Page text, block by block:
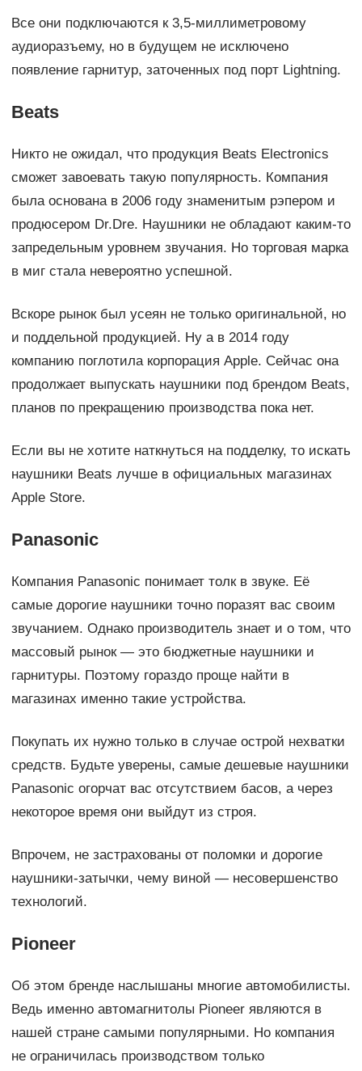
Все они подключаются к 3,5-миллиметровому
аудиоразъему, но в будущем не исключено
появление гарнитур, заточенных под порт Lightning.
Beats
Никто не ожидал, что продукция Beats Electronics
сможет завоевать такую популярность. Компания
была основана в 2006 году знаменитым рэпером и
продюсером Dr.Dre. Наушники не обладают каким-то
запредельным уровнем звучания. Но торговая марка
в миг стала невероятно успешной.
Вскоре рынок был усеян не только оригинальной, но
и поддельной продукцией. Ну а в 2014 году
компанию поглотила корпорация Apple. Сейчас она
продолжает выпускать наушники под брендом Beats,
планов по прекращению производства пока нет.
Если вы не хотите наткнуться на подделку, то искать
наушники Beats лучше в официальных магазинах
Apple Store.
Panasonic
Компания Panasonic понимает толк в звуке. Её
самые дорогие наушники точно поразят вас своим
звучанием. Однако производитель знает и о том, что
массовый рынок — это бюджетные наушники и
гарнитуры. Поэтому гораздо проще найти в
магазинах именно такие устройства.
Покупать их нужно только в случае острой нехватки
средств. Будьте уверены, самые дешевые наушники
Panasonic огорчат вас отсутствием басов, а через
некоторое время они выйдут из строя.
Впрочем, не застрахованы от поломки и дорогие
наушники-затычки, чему виной — несовершенство
технологий.
Pioneer
Об этом бренде наслышаны многие автомобилисты.
Ведь именно автомагнитолы Pioneer являются в
нашей стране самыми популярными. Но компания
не ограничилась производством только